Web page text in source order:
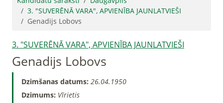
3. "SUVERĒNĀ VARA", APVIENĪBA JAUNLATVIEŠI
Genadijs Lobovs
3. "SUVERĒNĀ VARA", APVIENĪBA JAUNLATVIEŠI
Genadijs Lobovs
Dzimšanas datums: 26.04.1950
Dzimums: Vīrietis